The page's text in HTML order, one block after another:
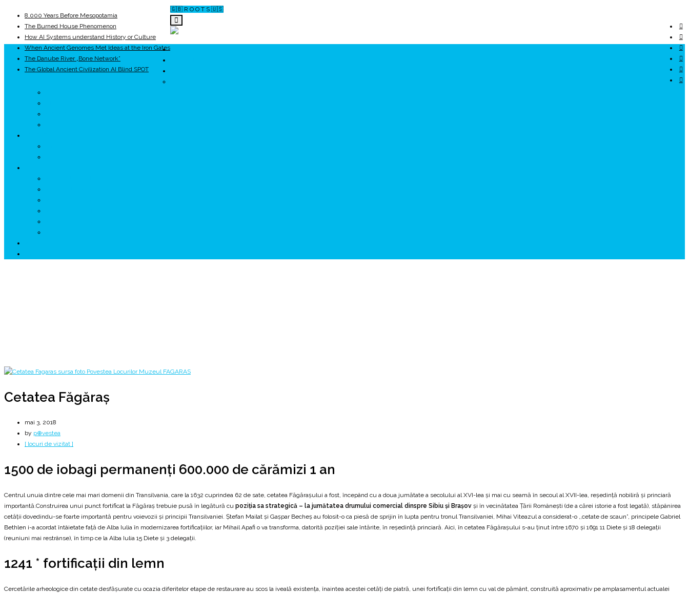
🇬🇧 R O O T S 🇺🇸
8,000 Years Before Mesopotamia
The Burned House Phenomenon
How AI Systems understand History or Culture
When Ancient Genomes Met Ideas at the Iron Gates
The Danube River „Bone Network”
The Global Ancient Civilization AI Blind SPOT
Cetatea Făgăraș
mai 3, 2018
by p⊕vestea
[ locuri de vizitat ]
1500 de iobagi permanenţi 600.000 de cărămizi 1 an
Centrul unuia dintre cele mai mari domenii din Transilvania, care la 1632 cuprindea 62 de sate, cetatea Făgăraşului a fost, începând cu a doua jumătate a secolului al XVI-lea şi mai cu seamă în secoul al XVII-lea, reşedinţă nobiliră şi princiară
importantă.Construirea unui punct fortificat la Făgăraş trebuie pusă în legătură cu poziţia sa strategică – la jumătatea drumului comercial dinspre Sibiu şi Braşov şi în vecinătatea Ţării Româneşti (de a cărei istorie a fost legată), stăpânirea
cetăţii dovedindu-se foarte importantă pentru voievozii şi principii Transilvaniei. Ştefan Mailat şi Gaşpar Becheş au folosit-o ca piesă de sprijin în lupta pentru tronul Transilvaniei, Mihai Viteazul a considerat-o ,,cetate de scaun”, principele Gabriel
Bethlen i-a acordat întâietate faţă de Alba Iulia în modernizarea fortificaţiilor, iar Mihail Apafi o va transforma, datorită poziţiei sale întărite, în reşedinţă princiară. Aici, în cetatea Făgăraşului s-au ţinut între 1670 şi 1691 11 Diete şi 18 delegaţii
(reuniuni mai restrânse), în timp ce la Alba Iulia 15 Diete şi 3 delegaţii.
1241 * fortificaţii din lemn
Cercetările arheologice din cetate desfăşurate cu ocazia diferitelor etape de restaurare au scos la iveală existenţa, înaintea acestei cetăţi de piatră, unei fortificaţii din lemn cu val de pământ, construită aproximativ pe amplasamentul actualei